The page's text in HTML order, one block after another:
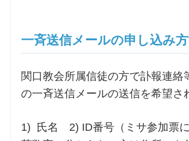
一斉送信メールの申し込み
関口教会所属信徒の方で訃報連絡
の一斉送信メールの送信を希望さ
1) 氏名 2) ID番号（ミサ参加票